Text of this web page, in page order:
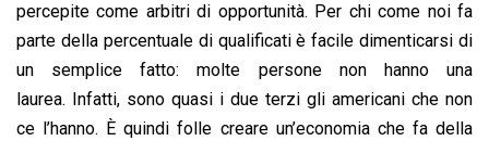
percepite come arbitri di opportunità. Per chi come noi fa
parte della percentuale di qualificati è facile dimenticarsi di
un semplice fatto: molte persone non hanno una
laurea. Infatti, sono quasi i due terzi gli americani che non
ce l’hanno. È quindi folle creare un’economia che fa della